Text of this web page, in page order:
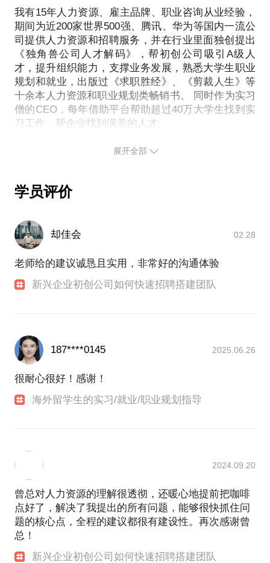
行业概览和资源提供。
竟一小时的谈话只能解决一个小问题。请把你的问题
提前发给我，方便我做更精确的准备，提升见面效
针对性的进行个人优势提炼、切入点分析、应聘技巧
提升等
量身定制下一步执行计划
所需要的关键资源和机会的对接
PS.在选择与我见面前，请把你的问题更具体化。毕
竟一小时的谈话只能解决一个小问题。请把你的问题
提前发给我，方便我做更精确的准备，提升见面效
球最领先的人工智能团队合作，依托国内最大的实习
就业平台（实习僧）落地人工智能在教育和人力资源
的实践。
他能帮你解决这些问题：
人工智能到底有没有用？（既不能被神话，更不能被
低估）
人工智能+人力资源，切入点在哪？如何考虑中美两
地行业的差异？
我有15年人力资源、雇主品牌、职业咨询从业经验，
期间为近200家世界500强、腾讯、华为等国内一流公
司提供人力资源和招聘服务，并在行业里面独创提出
《独角兽公司人才解码》，帮初创公司吸引A级人
才，提升组织能力，支撑业务发展，熟悉大学生职业
规划和就业，出版过《求职胜经》、《剪裁人生》等
十余本人力资源和职业规划类畅销书。 同时作为实习
僧的CEO，每年借助平台帮助超过40万大学生找到实
习工作，帮企业找到满意的人才。
这个时代是人才的时代，谁掌握了人才，就赢得一
合的职业，归纳我希望分享的几方面话题：
司雇主品牌，吸引到最适合的人才； 如何用互联网技
术、社群和大数据思维，提升招聘效果；
2、初创和潜在独角兽公司，如何快速需要A级人才 如
何开拓校园市场，将你的品牌和产品迅速占领3500万
能够帮到你。
3、校园市场是一个红海也是一个蓝海，既有激烈的竞
争，也有巨大的机会，我可以借助我10余年经验，帮
助你快速梳理校园市场切入点、落地策略及关键资源
对接
不对称和时间不确定性，我借助我的资源和经验，帮
展开全部
学员评价
却佳会 02.28
老师给的建议诚恳且实用，非常好的沟通体验
新兴企业初创公司如何快速招聘搭建团队
187****0145 2025.06.26
很耐心很好！感谢！
海外留学生的实习/就业/职业规划指导
2024.09.20
曾总对人力资源的理解很透彻，还暖心地提前把咖啡
点好了，解决了我提出的所有问题，能够很快抓住问
题的核心点，全程的建议都很有建设性。再次感谢曾
总！
新兴企业初创公司如何快速招聘搭建团队